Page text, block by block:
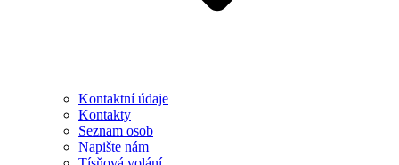
Kontaktní údaje
Kontakty
Seznam osob
Napište nám